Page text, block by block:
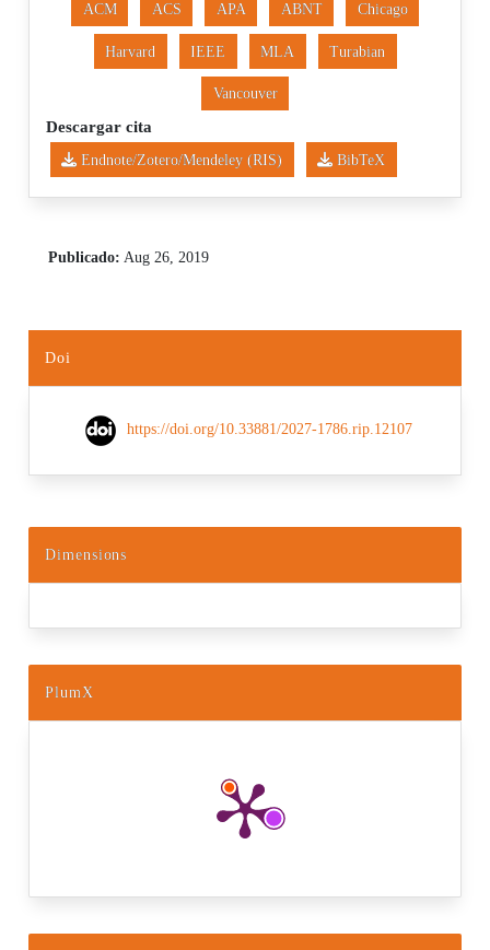
ACM ACS APA ABNT Chicago
Harvard IEEE MLA Turabian
Vancouver
Descargar cita
Endnote/Zotero/Mendeley (RIS) BibTeX
Publicado: Aug 26, 2019
Doi
https://doi.org/10.33881/2027-1786.rip.12107
Dimensions
PlumX